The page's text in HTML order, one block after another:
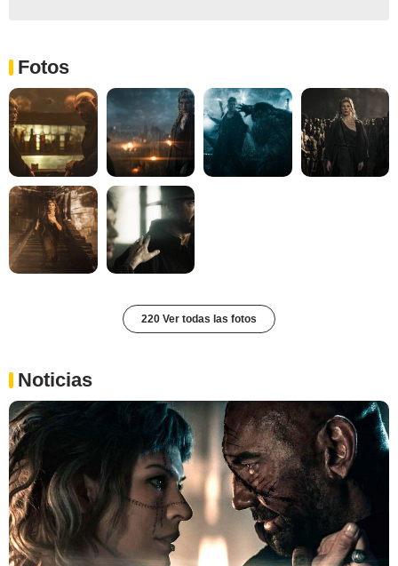
Fotos
220 Ver todas las fotos
Noticias